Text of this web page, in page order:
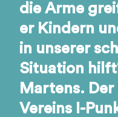
die Arme
er Kindern
in unserer
Situation
Martens.
Vereins I-